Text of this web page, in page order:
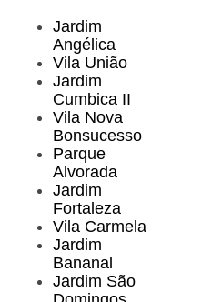
Jardim
Angélica
Vila União
Jardim
Cumbica II
Vila Nova
Bonsucesso
Parque
Alvorada
Jardim
Fortaleza
Vila Carmela
Jardim
Bananal
Jardim São